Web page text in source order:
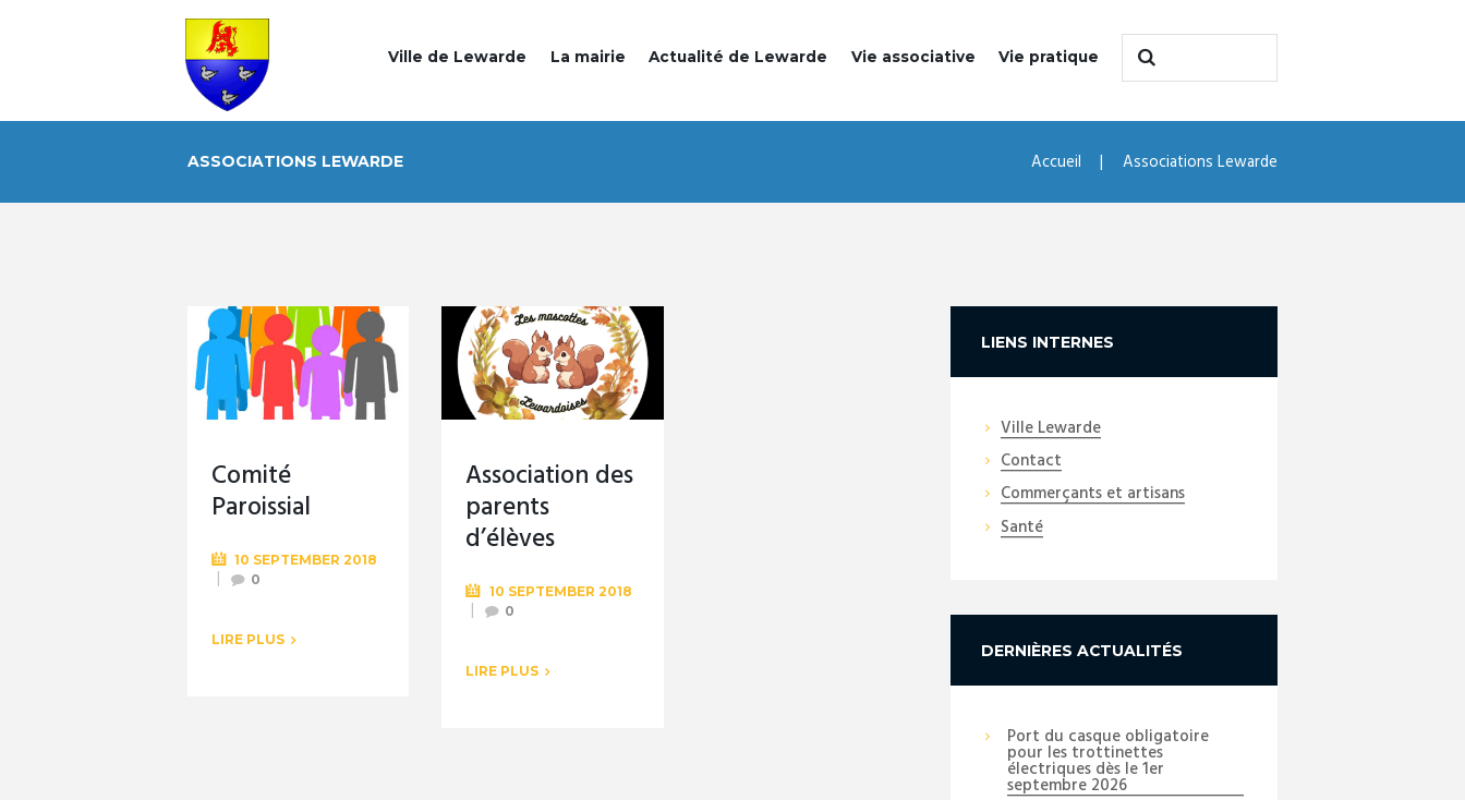
Ville de Lewarde La mairie Actualité de Lewarde Vie associative Vie pratique
ASSOCIATIONS LEWARDE Accueil Associations Lewarde
Comité
Paroissial
10 SEPTEMBER 2018
0
LIRE PLUS
Association des
parents
d’élèves
10 SEPTEMBER 2018
0
LIRE PLUS
LIENS INTERNES
Ville Lewarde
Contact
Commerçants et artisans
Santé
DERNIÈRES ACTUALITÉS
Port du casque obligatoire
pour les trottinettes
électriques dès le 1er
septembre 2026